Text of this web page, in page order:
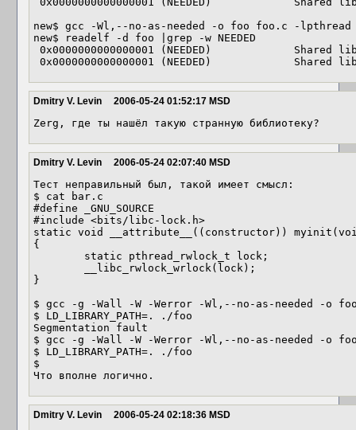
new$ gcc -Wl,--no-as-needed -o foo foo.c -lpthread
new$ readelf -d foo |grep -w NEEDED
Dmitry V. Levin 2006-05-24 01:52:17 MSD
Zerg, где ты нашёл такую странную библиотеку?
Dmitry V. Levin 2006-05-24 02:07:40 MSD
Тест неправильный был, такой имеет смысл:
$ cat bar.c
#define _GNU_SOURCE
#include <bits/libc-lock.h>
static void __attribute__((constructor))
{
}
$ gcc -g -Wall -W -Werror -Wl,--no-as-needed -o
$ LD_LIBRARY_PATH=. ./foo
Segmentation fault
$ gcc -g -Wall -W -Werror -Wl,--no-as-needed -o
$ LD_LIBRARY_PATH=. ./foo
$
Что вполне логично.
Dmitry V. Levin 2006-05-24 02:18:36 MSD